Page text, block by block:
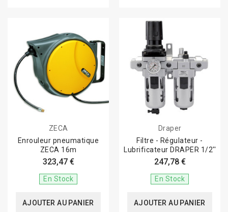
ZECA
Enrouleur pneumatique
ZECA 16m
323,47 €
En Stock
AJOUTER AU PANIER
Draper
Filtre - Régulateur -
Lubrificateur DRAPER 1/2''
247,78 €
En Stock
AJOUTER AU PANIER